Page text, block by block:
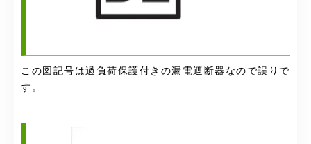
この図記号は過負荷保護付きの漏電遮断器なので誤りで
す。